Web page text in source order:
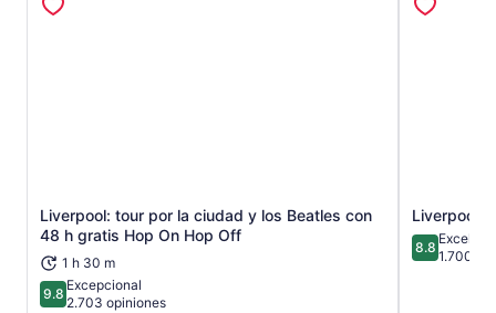
Liverpool: tour por la ciudad y los Beatles con
48 h gratis Hop On Hop Off
1 h 30 m
9.89.8 de 10
Excepcional
2.703 opiniones
Se abrirá en una nueva pestaña
Liverpool:
8.88.8 de 10
1.700